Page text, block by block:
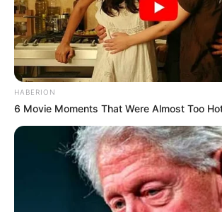
HABERION
6 Movie Moments That Were Almost Too